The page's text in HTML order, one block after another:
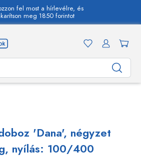
fel most a hírlevélre, és
meg 1850 forintot
'Dana', négyzet
nyílás: 100/400